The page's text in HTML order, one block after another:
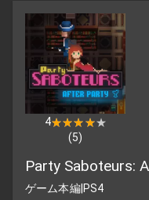
4★★★★★
★★★★★
(5)
Party Saboteurs:
ゲーム本編|PS4